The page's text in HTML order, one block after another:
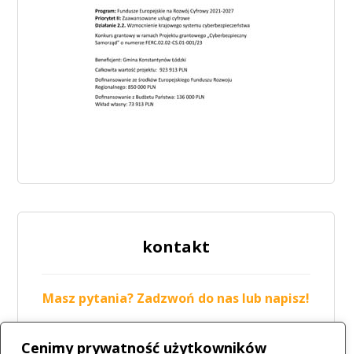
Cenimy prywatność użytkowników
kontakt
Masz pytania? Zadzwoń do nas lub napisz!